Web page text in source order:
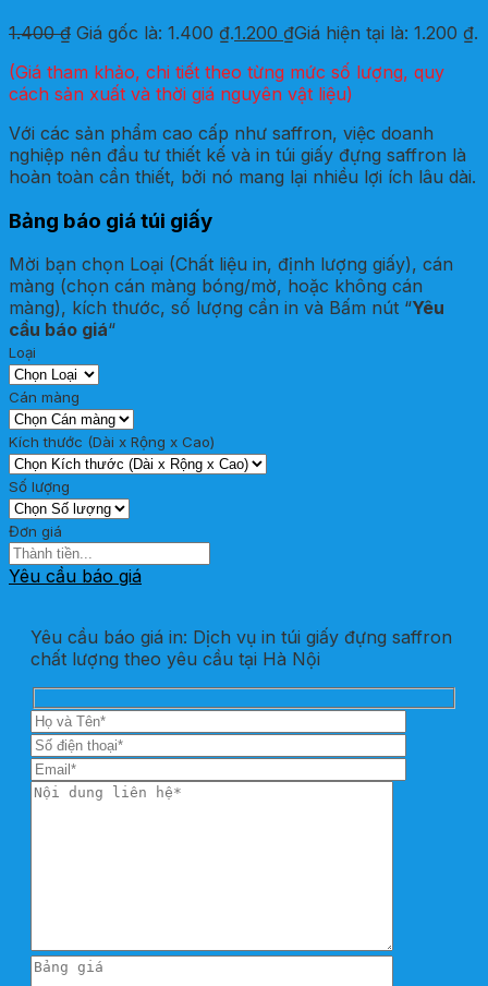
1.400₫ Giá gốc là: 1.400 ₫.1.200 ₫Giá hiện tại là: 1.200 ₫.
(Giá tham khảo, chi tiết theo từng mức số lượng, quy
cách sản xuất và thời giá nguyên vật liệu)
Với các sản phẩm cao cấp như saffron, việc doanh
nghiệp nên đầu tư thiết kế và in túi giấy đựng saffron là
hoàn toàn cần thiết, bởi nó mang lại nhiều lợi ích lâu dài.
Bảng báo giá túi giấy
Mời bạn chọn Loại (Chất liệu in, định lượng giấy), cán
màng (chọn cán màng bóng/mờ, hoặc không cán
màng), kích thước, số lượng cần in và Bấm nút “Yêu
cầu báo giá“
Loại
Cán màng
Kích thước (Dài x Rộng x Cao)
Số lượng
Đơn giá
Yêu cầu báo giá
Yêu cầu báo giá in: Dịch vụ in túi giấy đựng saffron
chất lượng theo yêu cầu tại Hà Nội